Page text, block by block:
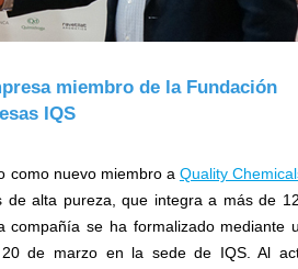
miembro de la Fundación
IQS
como nuevo miembro a Quality
de alta pureza, que integra a más de
compañía se ha formalizado mediante
de marzo en la sede de IQS. Al